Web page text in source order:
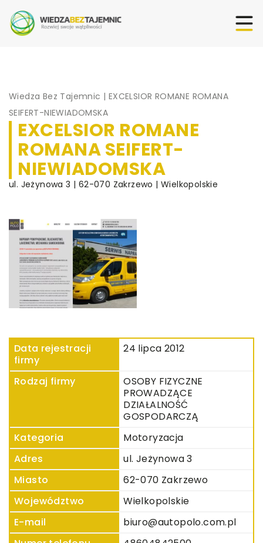
Wiedza Bez Tajemnic | EXCELSIOR ROMANE ROMANA
SEIFERT-NIEWIADOMSKA
EXCELSIOR ROMANE
ROMANA SEIFERT-
NIEWIADOMSKA
ul. Jeżynowa 3 | 62-070 Zakrzewo | Wielkopolskie
Data rejestracji
firmy
24 lipca 2012
Rodzaj firmy
OSOBY FIZYCZNE
PROWADZĄCE
DZIAŁALNOŚĆ
GOSPODARCZĄ
Kategoria
Motoryzacja
Adres
ul. Jeżynowa 3
Miasto
62-070 Zakrzewo
Województwo
Wielkopolskie
E-mail
biuro@autopolo.com.pl